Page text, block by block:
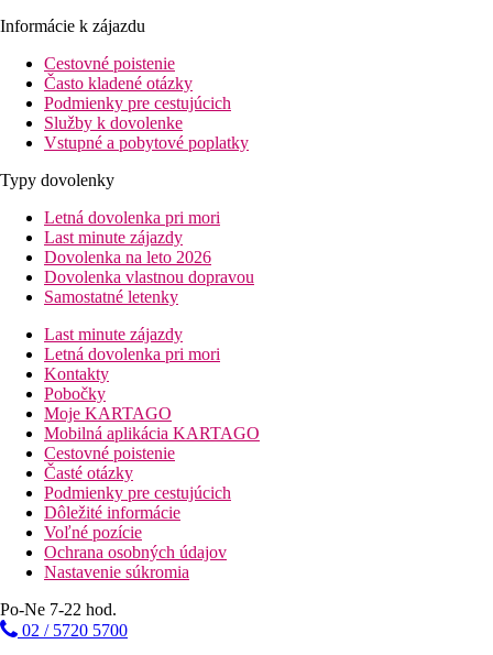
Informácie k zájazdu
Cestovné poistenie
Často kladené otázky
Podmienky pre cestujúcich
Služby k dovolenke
Vstupné a pobytové poplatky
Typy dovolenky
Letná dovolenka pri mori
Last minute zájazdy
Dovolenka na leto 2026
Dovolenka vlastnou dopravou
Samostatné letenky
Last minute zájazdy
Letná dovolenka pri mori
Kontakty
Pobočky
Moje KARTAGO
Mobilná aplikácia KARTAGO
Cestovné poistenie
Časté otázky
Podmienky pre cestujúcich
Dôležité informácie
Voľné pozície
Ochrana osobných údajov
Nastavenie súkromia
Po-Ne 7-22 hod.
02 / 5720 5700